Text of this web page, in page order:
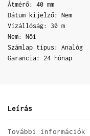
Átmérő: 40 mm
Dátum kijelző: Nem
Vízállóság: 30 m
Nem: Női
Számlap típus: Analóg
Garancia: 24 hónap
Leírás
További információk